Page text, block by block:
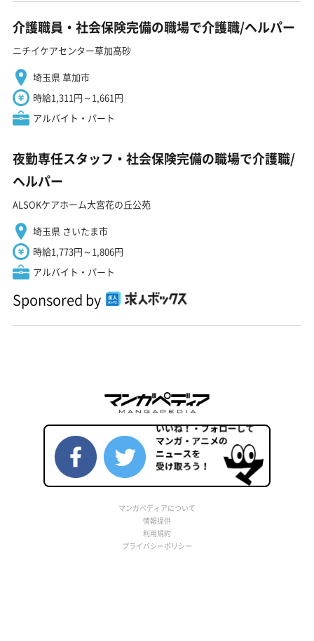
介護職員・社会保険完備の職場で介護職/ヘルパー
ニチイケアセンター草加高砂
埼玉県 草加市
時給1,311円～1,661円
アルバイト・パート
夜勤専任スタッフ・社会保険完備の職場で介護職/
ヘルパー
ALSOKケアホーム大宮花の丘公苑
埼玉県 さいたま市
時給1,773円～1,806円
アルバイト・パート
Sponsored by
マンガペディアについて
情報提供
利用規約
プライバシーポリシー